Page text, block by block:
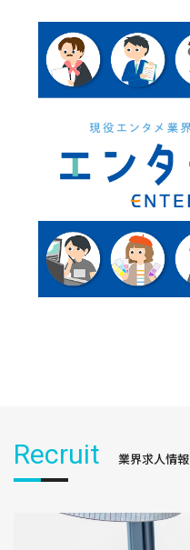
Recruit 業界求人情報